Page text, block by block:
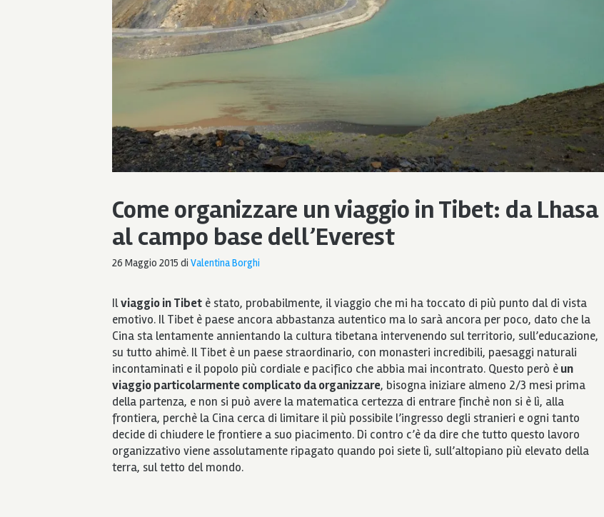
Come organizzare un viaggio in Tibet: da Lhasa
al campo base dell’Everest
26 Maggio 2015 di Valentina Borghi
Ilviaggio in Tibet è stato, probabilmente, il viaggio che mi ha toccato di più punto dal di vista
emotivo. Il Tibet è paese ancora abbastanza autentico ma lo sarà ancora per poco, dato che la
Cina sta lentamente annientando la cultura tibetana intervenendo sul territorio, sull’educazione,
su tutto ahimè. Il Tibet è un paese straordinario, con monasteri incredibili, paesaggi naturali
incontaminati e il popolo più cordiale e pacifico che abbia mai incontrato. Questo però èun
viaggio particolarmente complicato da organizzare, bisogna iniziare almeno 2/3 mesi prima
della partenza, e non si può avere la matematica certezza di entrare finchè non si è lì, alla
frontiera, perchè la Cina cerca di limitare il più possibile l’ingresso degli stranieri e ogni tanto
decide di chiudere le frontiere a suo piacimento. Di contro c’è da dire che tutto questo lavoro
organizzativo viene assolutamente ripagato quando poi siete lì, sull’altopiano più elevato della
terra, sul tetto del mondo.